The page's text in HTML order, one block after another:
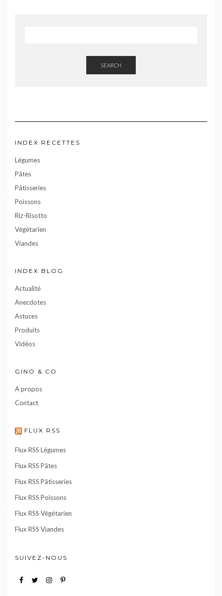
SEARCH
INDEX RECETTES
Légumes
Pâtes
Pâtisseries
Poissons
Riz-Risotto
Végétarien
Viandes
INDEX BLOG
Actualité
Anecdotes
Astuces
Produits
Vidéos
GINO & CO
A propos
Contact
FLUX RSS
Flux RSS Légumes
Flux RSS Pâtes
Flux RSS Pâtisseries
Flux RSS Poissons
Flux RSS Végétarien
Flux RSS Viandes
SUIVEZ-NOUS